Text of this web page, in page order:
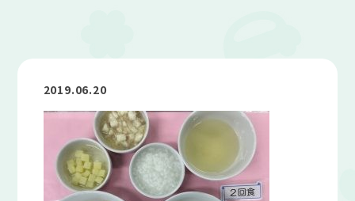
2019.06.20